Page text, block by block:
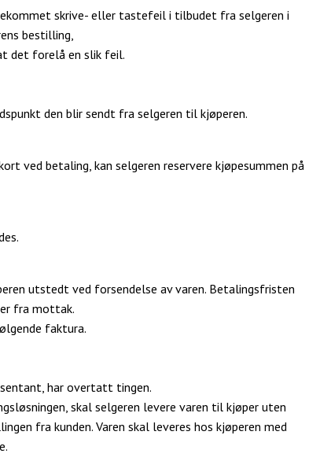
skrive- eller tastefeil i tilbudet fra selgeren i
bestilling,
det forelå en slik feil.
den blir sendt fra selgeren til kjøperen.
ved betaling, kan selgeren reservere kjøpesummen på
utstedt ved forsendelse av varen. Betalingsfristen
fra mottak.
faktura.
har overtatt tingen.
skal selgeren levere varen til kjøper uten
fra kunden. Varen skal leveres hos kjøperen med